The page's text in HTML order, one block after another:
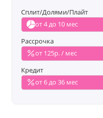
Сплит/Долями/Плайт
от 4 до 10 мес
Рассрочка
от 125р. / мес
Кредит
от 6 до 36 мес